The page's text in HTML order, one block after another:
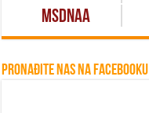
MSDNAA
Pronađite nas na Facebooku